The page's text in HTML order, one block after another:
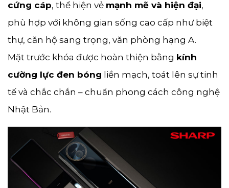
cứng cáp, thể hiện vẻ mạnh mẽ và hiện đại,
phù hợp với không gian sống cao cấp như biệt
thự, căn hộ sang trọng, văn phòng hạng A.
Mặt trước khóa được hoàn thiện bằng kính
cường lực đen bóng liền mạch, toát lên sự tinh
tế và chắc chắn – chuẩn phong cách công nghệ
Nhật Bản.